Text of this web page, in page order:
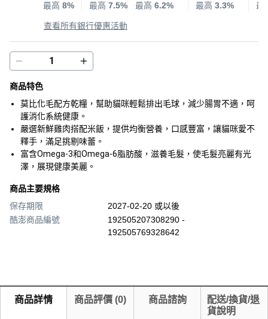
最高 8% 最高 7.5% 最高 6.2% 最高 3.3% 最
查看所有銀行優惠活動
商品特色
莫比化毛配方乾糧，幫助貓咪輕鬆排出毛球，減少腸胃不適，呵
護消化系統健康。
嚴選新鮮雞肉搭配米飯，提供均衡營養，口感豐富，讓貓咪愛不
釋手，滿足挑剔味蕾。
富含Omega-3和Omega-6脂肪酸，滋養毛髮，使毛髮亮麗有光
澤，展現健康美麗。
商品主要規格
保存期限
2027-02-20 或以後
酷澎商品編號
192505207308290 -
192505769328642
商品詳情 商品評價 (0) 商品諮詢
配送/換貨/退
貨說明